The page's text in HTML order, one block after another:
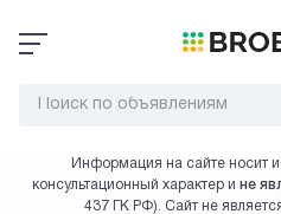
Информация на сайте носит
консультационный характер и не
437 ГК РФ). Сайт не